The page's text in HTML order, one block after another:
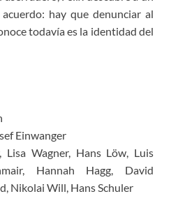
hay que denunciar al
todavía es la identidad del
Einwanger
Lisa Wagner, Hans Löw, Luis
Hannah Hagg, David
Nikolai Will, Hans Schuler